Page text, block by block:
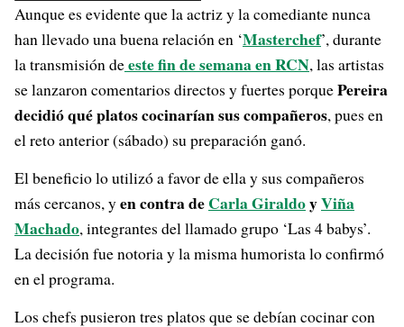
Aunque es evidente que la actriz y la comediante nunca
han llevado una buena relación en ‘Masterchef’, durante
la transmisión deeste fin de semana en RCN, las artistas
se lanzaron comentarios directos y fuertes porquePereira
decidió qué platos cocinarían sus compañeros, pues en
el reto anterior (sábado) su preparación ganó.
El beneficio lo utilizó a favor de ella y sus compañeros
más cercanos, yen contra deCarla GiraldoyViña
Machado, integrantes del llamado grupo ‘Las 4 babys’.
La decisión fue notoria y la misma humorista lo confirmó
en el programa.
Los chefs pusieron tres platos que se debían cocinar con